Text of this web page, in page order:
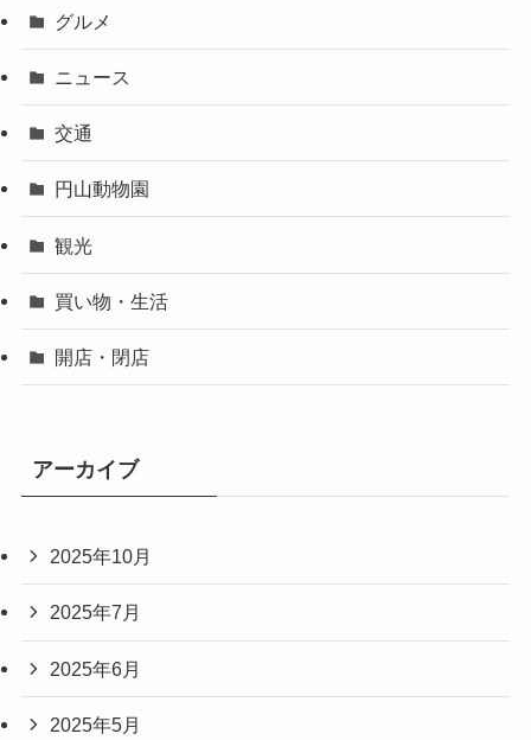
グルメ
ニュース
交通
円山動物園
観光
買い物・生活
開店・閉店
アーカイブ
2025年10月
2025年7月
2025年6月
2025年5月